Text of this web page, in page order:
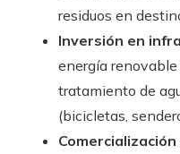
residuos en
Inversión en
energía
tratamiento de
(bicicletas,